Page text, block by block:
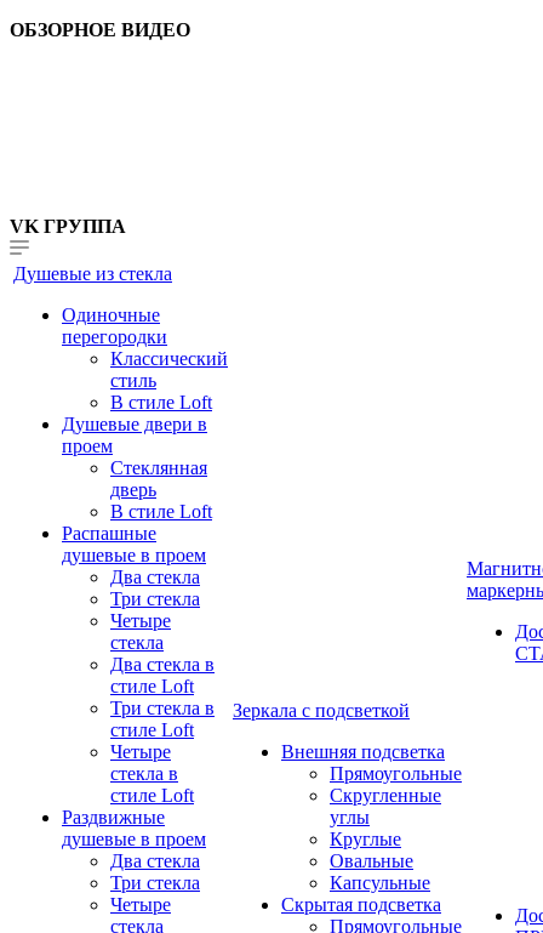
ОБЗОРНОЕ ВИДЕО
VK ГРУППА
Душевые из стекла
Одиночные
перегородки
Классический
стиль
В стиле Loft
Душевые двери в
проем
Стеклянная
дверь
В стиле Loft
Распашные
душевые в проем
Два стекла
Три стекла
Четыре
стекла
Два стекла в
стиле Loft
Три стекла в
стиле Loft
Четыре
стекла в
стиле Loft
Раздвижные
душевые в проем
Два стекла
Три стекла
Четыре
стекла
Зеркала с подсветкой
Внешняя подсветка
Прямоугольные
Скругленные
углы
Круглые
Овальные
Капсульные
Скрытая подсветка
Прямоугольные